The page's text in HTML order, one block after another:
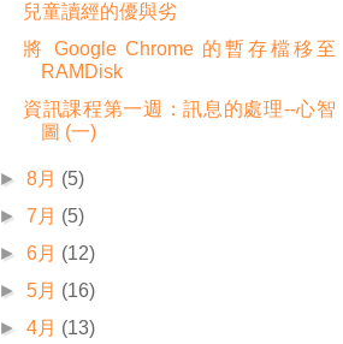
兒童讀經的優與劣
將 Google Chrome 的暫存檔移至
RAMDisk
資訊課程第一週：訊息的處理--心智
圖 (一)
►8月 (5)
►7月 (5)
►6月 (12)
►5月 (16)
►4月 (13)